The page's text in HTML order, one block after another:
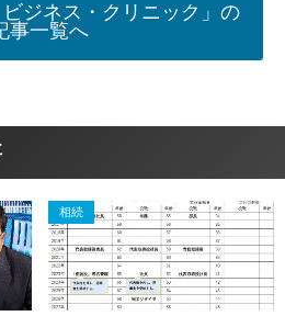
ビジネス・クリニック」の
事一覧へ
相続